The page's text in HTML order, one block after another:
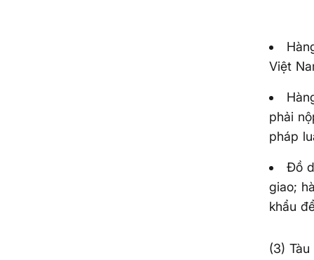
Việt
phải
pháp
Đồ
giao;
khẩu
(3)